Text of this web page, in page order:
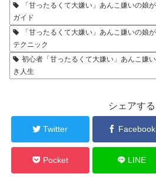
「甘ったるくて大嫌い」あんこ嫌いの娘
ガイド
「甘ったるくて大嫌い」あんこ嫌いの娘
テクニック
初心者「甘ったるくて大嫌い」あんこ嫌
き人生
シェアする
Twitter Facebook
Pocket LINE